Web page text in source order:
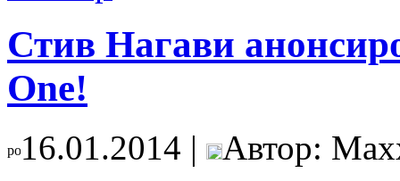
Стив Нагави
One!
16.01.2014 | Автор: